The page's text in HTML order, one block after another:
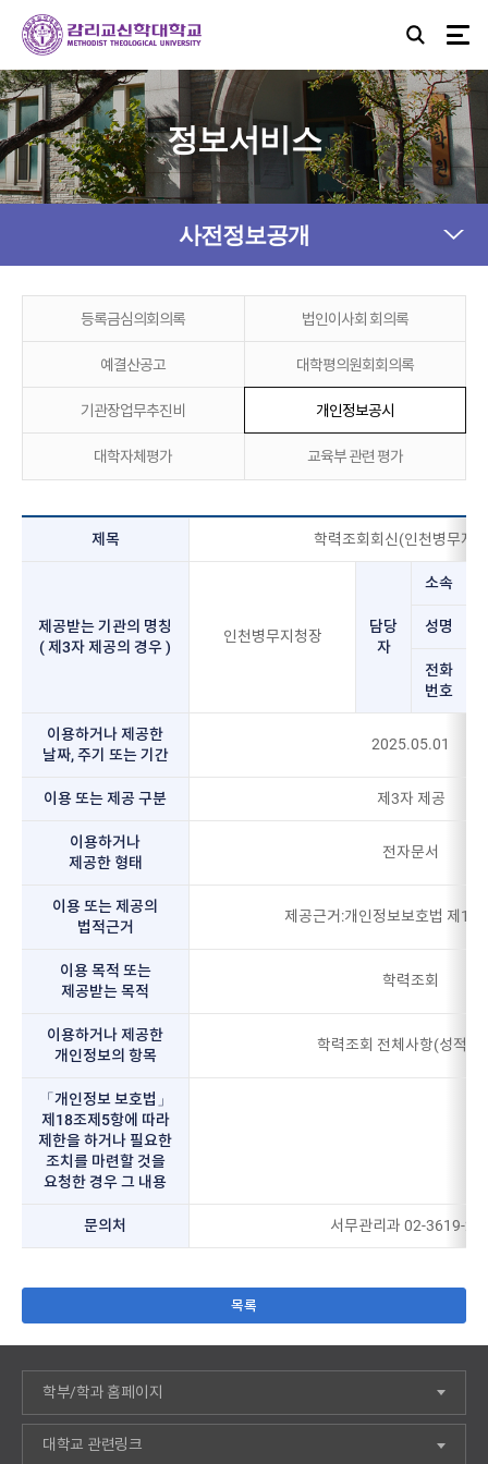
정보서비스
사전정보공개
등록금심의회의록 법인이사회 회의록
예결산공고 대학평의원회회의록
기관장업무추진비 개인정보공시
대학자체평가 교육부 관련 평가
제목 학력조회회신(인천병무지
제공받는 기관의 명칭
( 제3자 제공의 경우 )
인천병무지청장
담당
자
소속
성명
전화
번호
이용하거나 제공한
날짜, 주기 또는 기간
2025.05.01
이용 또는 제공 구분 제3자 제공
이용하거나
제공한 형태
전자문서
이용 또는 제공의
법적근거
제공근거:개인정보보호법 제18
이용 목적 또는
제공받는 목적
학력조회
이용하거나 제공한
개인정보의 항목
학력조회 전체사항(성적
「개인정보 보호법」
제18조제5항에 따라
제한을 하거나 필요한
조치를 마련할 것을
요청한 경우 그 내용
문의처 서무관리과 02-3619-
목록
학부/학과 홈페이지
대학교 관련링크